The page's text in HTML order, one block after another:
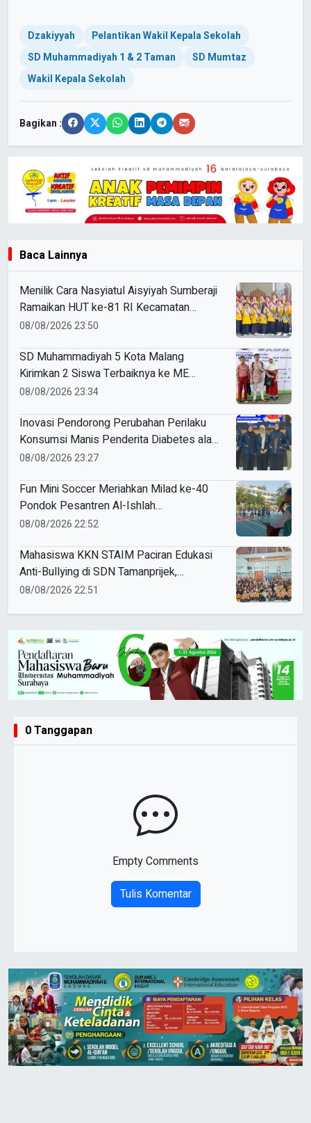
Dzakiyyah
Pelantikan Wakil Kepala Sekolah
SD Muhammadiyah 1 & 2 Taman
SD Mumtaz
Wakil Kepala Sekolah
Bagikan :
Baca Lainnya
Menilik Cara Nasyiatul Aisyiyah Sumberaji
Ramaikan HUT ke-81 RI Kecamatan
Sukodadi
08/08/2026 23:50
SD Muhammadiyah 5 Kota Malang
Kirimkan 2 Siswa Terbaiknya ke ME
Award 2026
08/08/2026 23:34
Inovasi Pendorong Perubahan Perilaku
Konsumsi Manis Penderita Diabetes ala
Mahasiswa Unesa
08/08/2026 23:27
Fun Mini Soccer Meriahkan Milad ke-40
Pondok Pesantren Al-Ishlah
Sendangagung
08/08/2026 22:52
Mahasiswa KKN STAIM Paciran Edukasi
Anti-Bullying di SDN Tamanprijek,
Tanamkan Empati Sejak Dini
08/08/2026 22:51
0 Tanggapan
Empty Comments
Tulis Komentar